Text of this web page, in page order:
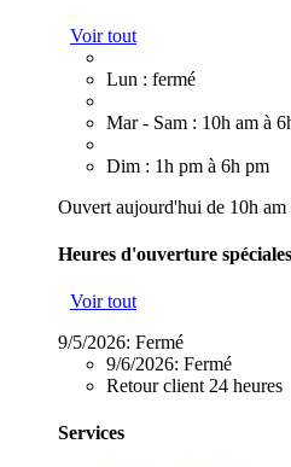
Voir tout
Lun : fermé
Mar - Sam : 10h am à
Dim : 1h pm à 6h pm
Ouvert aujourd'hui de 10h am
Heures d'ouverture spéciales
Voir tout
9/5/2026: Fermé
9/6/2026: Fermé
Retour client 24 heures
Services